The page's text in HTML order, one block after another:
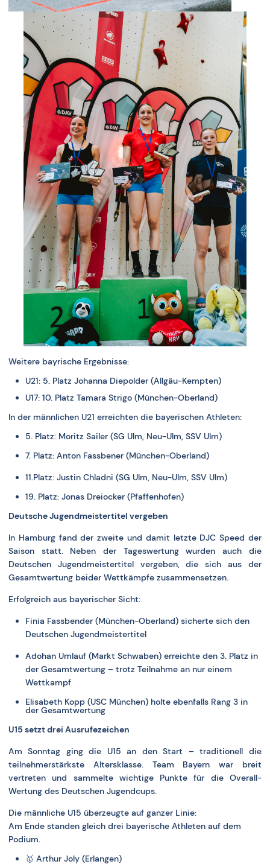
Weitere bayrische Ergebnisse:
U21: 5. Platz Johanna Diepolder (Allgäu-Kempten)
U17: 10. Platz Tamara Strigo (München-Oberland)
In der männlichen U21 erreichten die bayerischen Athleten:
5. Platz: Moritz Sailer (SG Ulm, Neu-Ulm, SSV Ulm)
7. Platz: Anton Fassbener (München-Oberland)
11.Platz: Justin Chladni (SG Ulm, Neu-Ulm, SSV Ulm)
19. Platz: Jonas Dreiocker (Pfaffenhofen)
Deutsche Jugendmeistertitel vergeben
In Hamburg fand der zweite und damit letzte DJC Speed der
Saison statt. Neben der Tageswertung wurden auch die
Deutschen Jugendmeistertitel vergeben, die sich aus der
Gesamtwertung beider Wettkämpfe zusammensetzen.
Erfolgreich aus bayerischer Sicht:
Finia Fassbender (München-Oberland) sicherte sich den
Deutschen Jugendmeistertitel
Adohan Umlauf (Markt Schwaben) erreichte den 3. Platz in
der Gesamtwertung – trotz Teilnahme an nur einem
Wettkampf
Elisabeth Kopp (USC München) holte ebenfalls Rang 3 in
der Gesamtwertung
U15 setzt drei Ausrufezeichen
Am Sonntag ging die U15 an den Start – traditionell die
teilnehmerstärkste Altersklasse. Team Bayern war breit
vertreten und sammelte wichtige Punkte für die Overall-
Wertung des Deutschen Jugendcups.
Die männliche U15 überzeugte auf ganzer Linie:
Am Ende standen gleich drei bayerische Athleten auf dem
Podium.
🥇 Arthur Joly (Erlangen)